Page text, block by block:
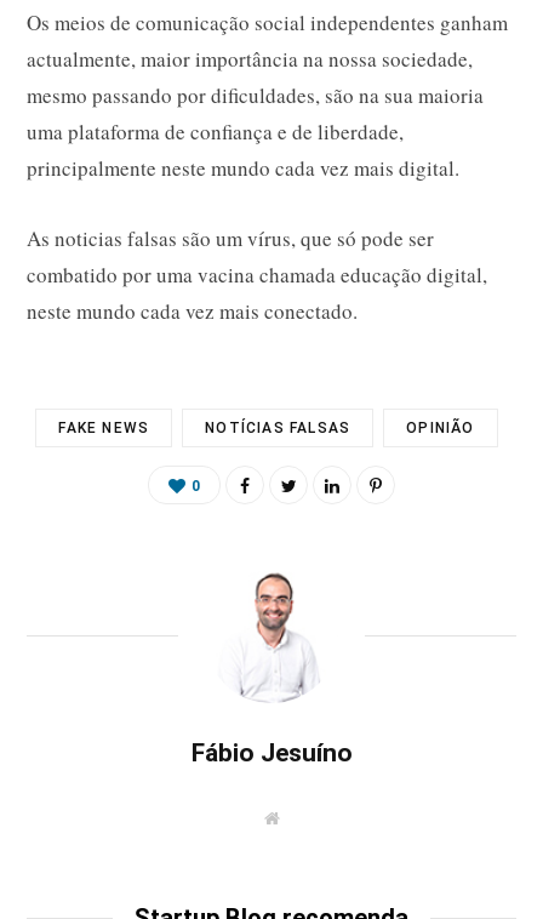
Os meios de comunicação social independentes ganham
actualmente, maior importância na nossa sociedade,
mesmo passando por dificuldades, são na sua maioria
uma plataforma de confiança e de liberdade,
principalmente neste mundo cada vez mais digital.
As noticias falsas são um vírus, que só pode ser
combatido por uma vacina chamada educação digital,
neste mundo cada vez mais conectado.
FAKE NEWS NOTÍCIAS FALSAS OPINIÃO
0
Fábio Jesuíno
W